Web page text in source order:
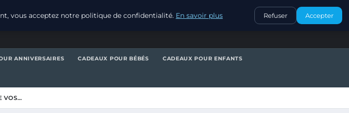
CONTACT
ANNIVERSAIRES CADEAUX POUR BÉBÉS CADEAUX POUR ENFANTS
VOS…
vous acceptez notre politique de confidentialité. En savoir plus Refuser Accepter